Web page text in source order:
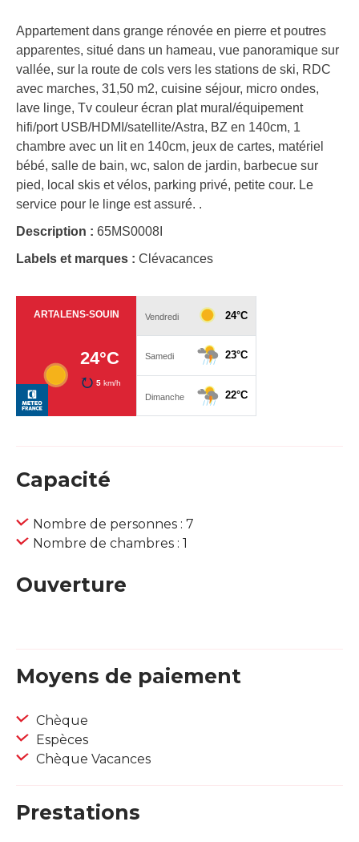
Appartement dans grange rénovée en pierre et poutres
apparentes, situé dans un hameau, vue panoramique sur
vallée, sur la route de cols vers les stations de ski, RDC
avec marches, 31,50 m2, cuisine séjour, micro ondes,
lave linge, Tv couleur écran plat mural/équipement
hifi/port USB/HDMI/satellite/Astra, BZ en 140cm, 1
chambre avec un lit en 140cm, jeux de cartes, matériel
bébé, salle de bain, wc, salon de jardin, barbecue sur
pied, local skis et vélos, parking privé, petite cour. Le
service pour le linge est assuré. .
Description : 65MS0008I
Labels et marques : Clévacances
Capacité
Nombre de personnes : 7
Nombre de chambres : 1
Ouverture
Moyens de paiement
Chèque
Espèces
Chèque Vacances
Prestations